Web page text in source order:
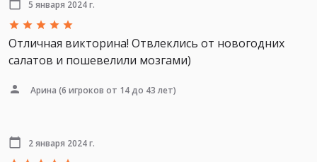
5 января 2024 г.
Отличная викторина! Отвлеклись от новогодних
салатов и пошевелили мозгами)
Арина (6 игроков от 14 до 43 лет)
2 января 2024 г.